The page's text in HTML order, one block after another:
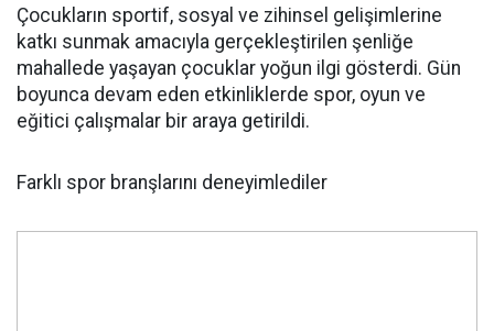
Çocukların sportif, sosyal ve zihinsel gelişimlerine
katkı sunmak amacıyla gerçekleştirilen şenliğe
mahallede yaşayan çocuklar yoğun ilgi gösterdi. Gün
boyunca devam eden etkinliklerde spor, oyun ve
eğitici çalışmalar bir araya getirildi.
Farklı spor branşlarını deneyimlediler